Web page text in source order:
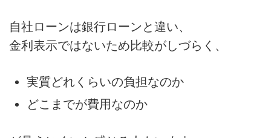
自社ローンは銀行ローンと違い、
金利表示ではないため比較がしづらく、
実質どれくらいの負担なのか
どこまでが費用なのか